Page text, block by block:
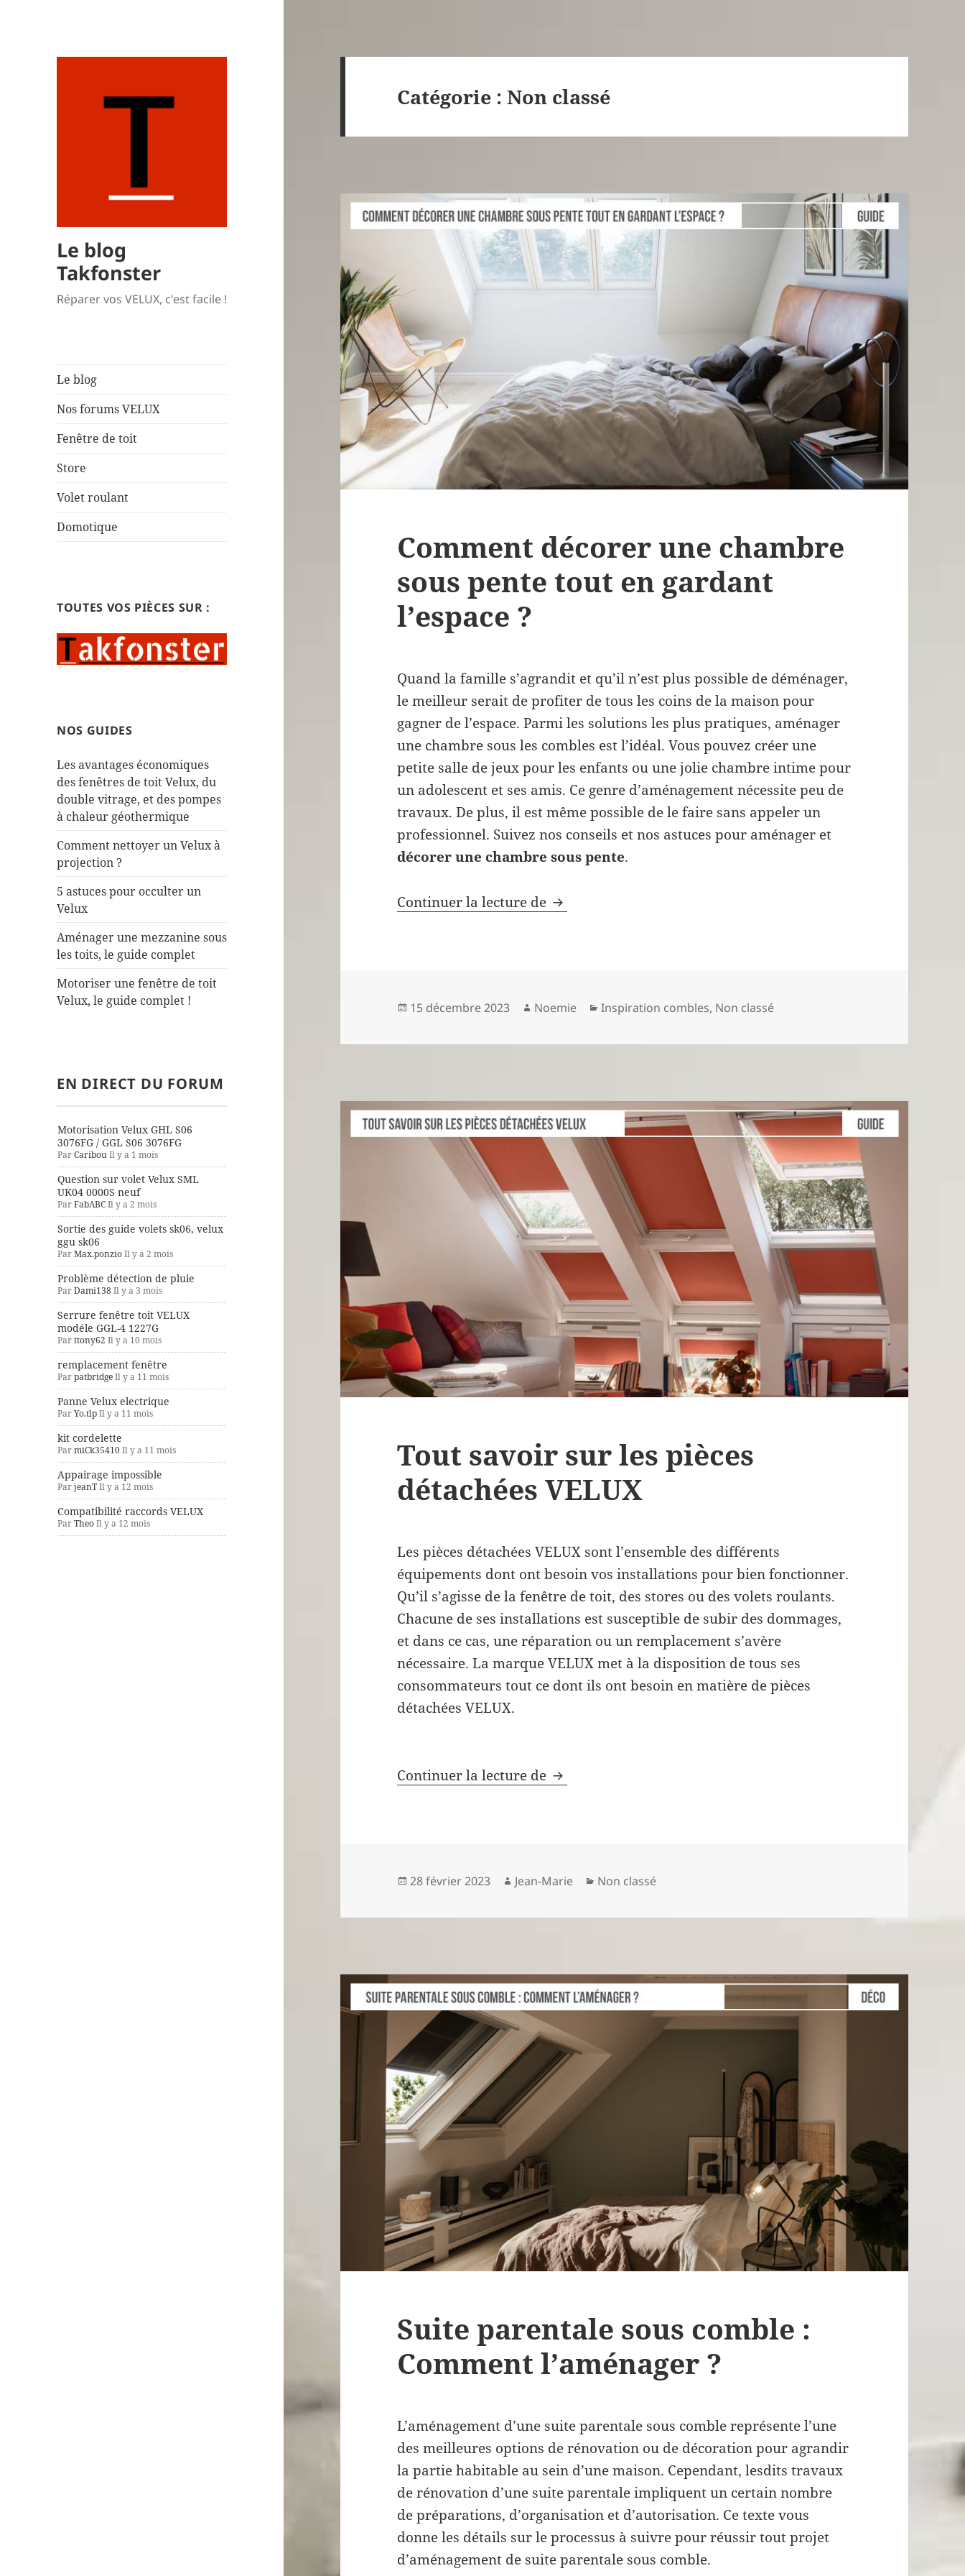
Le blog
Takfonster
Réparer vos VELUX, c'est facile !
Le blog
Nos forums VELUX
Fenêtre de toit
Store
Volet roulant
Domotique
TOUTES VOS PIÈCES SUR :
NOS GUIDES
Les avantages économiques
des fenêtres de toit Velux, du
double vitrage, et des pompes
à chaleur géothermique
Comment nettoyer un Velux à
projection ?
5 astuces pour occulter un
Velux
Aménager une mezzanine sous
les toits, le guide complet
Motoriser une fenêtre de toit
Velux, le guide complet !
EN DIRECT DU FORUM
Motorisation Velux GHL S06
3076FG / GGL S06 3076FG
ParCaribouIl y a 1 mois
Question sur volet Velux SML
UK04 0000S neuf
ParFabABCIl y a 2 mois
Sortie des guide volets sk06, velux
ggu sk06
ParMax.ponzioIl y a 2 mois
Problème détection de pluie
ParDami138 Il y a 3 mois
Serrure fenêtre toit VELUX
modéle GGL-4 1227G
Parttony62 Il y a 10 mois
remplacement fenêtre
ParpatbridgeIl y a 11 mois
Panne Velux electrique
ParYo.tlpIl y a 11 mois
kit cordelette
ParmiCk35410Il y a 11 mois
Appairage impossible
ParjeanTIl y a 12 mois
Compatibilité raccords VELUX
ParTheoIl y a 12 mois
Catégorie :Non classé
Comment décorer une chambre
sous pente tout en gardant
l’espace ?
Quand la famille s’agrandit et qu’il n’est plus possible de déménager,
le meilleur serait de profiter de tous les coins de la maison pour
gagner de l’espace. Parmi les solutions les plus pratiques, aménager
une chambre sous les combles est l’idéal. Vous pouvez créer une
petite salle de jeux pour les enfants ou une jolie chambre intime pour
un adolescent et ses amis. Ce genre d’aménagement nécessite peu de
travaux. De plus, il est même possible de le faire sans appeler un
professionnel. Suivez nos conseils et nos astuces pour aménager et
décorer une chambre sous pente.
Continuer la lecture de Comment décorer une chambre sous pente tout en gardant
Publié
15 décembre 2023 Auteur
Noemie Catégories
Inspiration combles, Non classé
Tout savoir sur les pièces
détachées VELUX
Les pièces détachées VELUX sont l’ensemble des différents
équipements dont ont besoin vos installations pour bien fonctionner.
Qu’il s’agisse de la fenêtre de toit, des stores ou des volets roulants.
Chacune de ses installations est susceptible de subir des dommages,
et dans ce cas, une réparation ou un remplacement s’avère
nécessaire. La marque VELUX met à la disposition de tous ses
consommateurs tout ce dont ils ont besoin en matière de pièces
détachées VELUX.
Continuer la lecture de Tout savoir sur les pièces détachées VELUX
Publié
28 février 2023 Auteur
Jean-Marie Catégories
Non classé
Suite parentale sous comble :
Comment l’aménager ?
L’aménagement d’une suite parentale sous comble représente l’une
des meilleures options de rénovation ou de décoration pour agrandir
la partie habitable au sein d’une maison. Cependant, lesdits travaux
de rénovation d’une suite parentale impliquent un certain nombre
de préparations, d’organisation et d’autorisation. Ce texte vous
donne les détails sur le processus à suivre pour réussir tout projet
d’aménagement de suite parentale sous comble.